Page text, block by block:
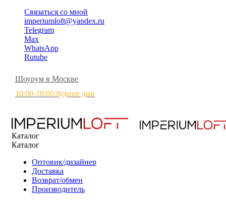
Связаться со мной
imperiumloft@yandex.ru
Telegram
Max
WhatsApp
Rutube
Шоурум в Москве
10:00-18:00 будние дни
Каталог
Каталог
Оптовик/дизайнер
Доставка
Возврат/обмен
Производитель